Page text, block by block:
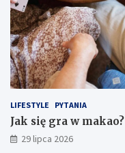
LIFESTYLE PYTANIA
Jak się gra w makao?
29 lipca 2026